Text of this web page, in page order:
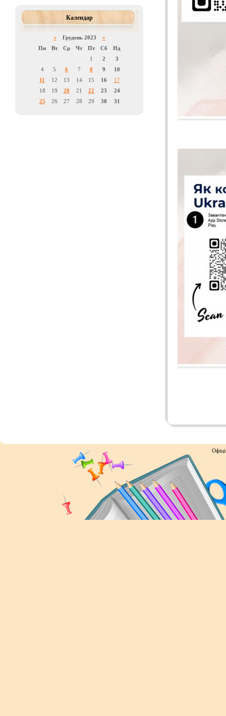
Календар
« Грудень 2023 »
Пн
Вт Ср Чт Пт Сб
Нд
1
2
3
4
5 6 7 8 9
10
11
12 13 14 15 16
17
18
19 20 21 22 23
24
25
26 27 28 29 30 31